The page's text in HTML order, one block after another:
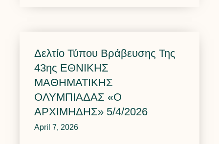
Δελτίο Τύπου Βράβευσης Της
43ης ΕΘΝΙΚΗΣ
ΜΑΘΗΜΑΤΙΚΗΣ
ΟΛΥΜΠΙΑΔΑΣ «O
ΑΡΧΙΜΗΔΗΣ» 5/4/2026
April 7, 2026